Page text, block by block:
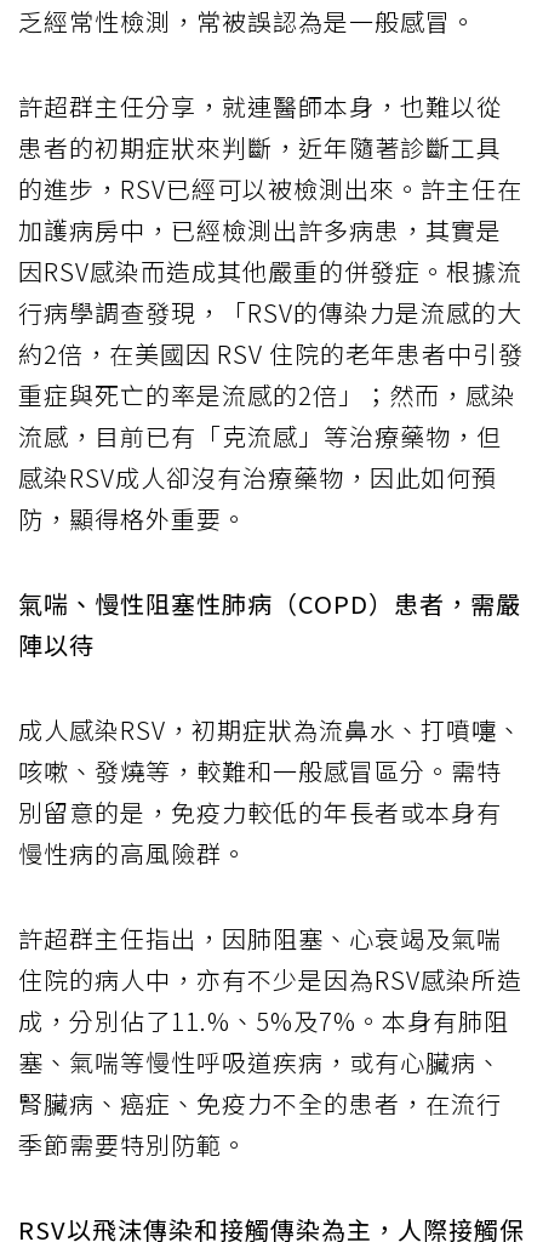
乏經常性檢測，常被誤認為是一般感冒。
許超群主任分享，就連醫師本身，也難以從
患者的初期症狀來判斷，近年隨著診斷工具
的進步，RSV已經可以被檢測出來。許主任在
加護病房中，已經檢測出許多病患，其實是
因RSV感染而造成其他嚴重的併發症。根據流
行病學調查發現，「RSV的傳染力是流感的大
約2倍，在美國因 RSV 住院的老年患者中引發
重症與死亡的率是流感的2倍」；然而，感染
流感，目前已有「克流感」等治療藥物，但
感染RSV成人卻沒有治療藥物，因此如何預
防，顯得格外重要。
氣喘、慢性阻塞性肺病（COPD）患者，需嚴
陣以待
成人感染RSV，初期症狀為流鼻水、打噴嚏、
咳嗽、發燒等，較難和一般感冒區分。需特
別留意的是，免疫力較低的年長者或本身有
慢性病的高風險群。
許超群主任指出，因肺阻塞、心衰竭及氣喘
住院的病人中，亦有不少是因為RSV感染所造
成，分別佔了11.%、5%及7%。本身有肺阻
塞、氣喘等慢性呼吸道疾病，或有心臟病、
腎臟病、癌症、免疫力不全的患者，在流行
季節需要特別防範。
RSV以飛沫傳染和接觸傳染為主，人際接觸保